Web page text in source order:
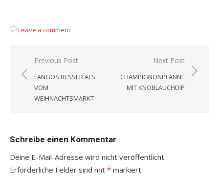
Leave a comment
Beitragsnavigation
Previous Post
LANGOS BESSER ALS
VOM
WEIHNACHTSMARKT
Next Post
CHAMPIGNONPFANNE
MIT KNOBLAUCHDIP
Schreibe einen Kommentar
Deine E-Mail-Adresse wird nicht veröffentlicht.
Erforderliche Felder sind mit * markiert